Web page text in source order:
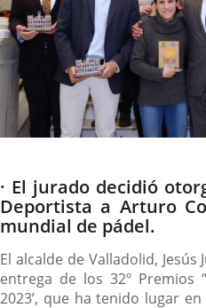
Descripción
· El jurado decidió
Deportista a Arturo
mundial de pádel.
El alcalde de Valladolid,
entrega de los 32º Premios
2023’, que ha tenido lugar